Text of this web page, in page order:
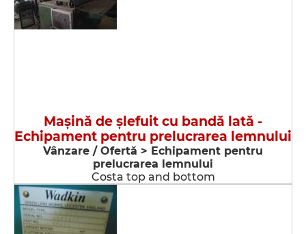
Maşină de şlefuit cu bandă lată -
Echipament pentru prelucrarea lemnului
Vânzare / Ofertă > Echipament pentru
prelucrarea lemnului
Costa top and bottom